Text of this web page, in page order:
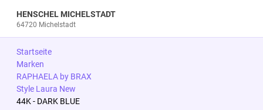
HENSCHEL MICHELSTADT
64720 Michelstadt
Startseite
Marken
RAPHAELA by BRAX
Style Laura New
44K - DARK BLUE